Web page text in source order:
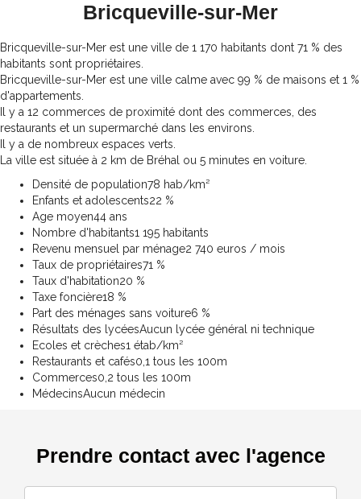
Bricqueville-sur-Mer
Bricqueville-sur-Mer est une ville de 1 170 habitants dont 71 % des
habitants sont propriétaires.
Bricqueville-sur-Mer est une ville calme avec 99 % de maisons et 1 %
d'appartements.
Il y a 12 commerces de proximité dont des commerces, des
restaurants et un supermarché dans les environs.
Il y a de nombreux espaces verts.
La ville est située à 2 km de Bréhal ou 5 minutes en voiture.
Densité de population78 hab/km²
Enfants et adolescents22 %
Age moyen44 ans
Nombre d'habitants1 195 habitants
Revenu mensuel par ménage2 740 euros / mois
Taux de propriétaires71 %
Taux d'habitation20 %
Taxe foncière18 %
Part des ménages sans voiture6 %
Résultats des lycéesAucun lycée général ni technique
Ecoles et crèches1 étab/km²
Restaurants et cafés0,1 tous les 100m
Commerces0,2 tous les 100m
MédecinsAucun médecin
Prendre contact avec l'agence